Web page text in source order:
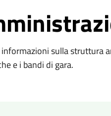
sulla struttura
e i bandi di gara.